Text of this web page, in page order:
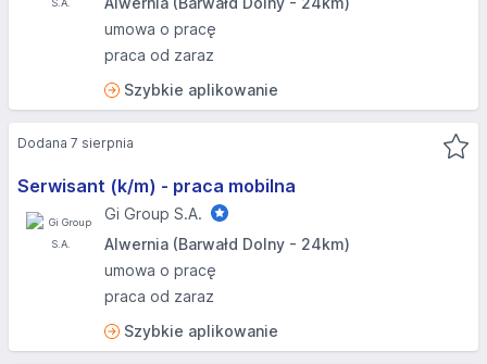
umowa o pracę
praca od zaraz
Szybkie aplikowanie
Serwisant (k/m) - praca mobilna
Gi Group S.A.
Alwernia (Barwałd Dolny - 24km)
umowa o pracę
praca od zaraz
Szybkie aplikowanie
Dodana 7 sierpnia